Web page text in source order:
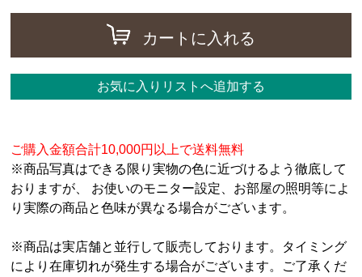
カートに入れる
お気に入りリストへ追加する
ご購入金額合計10,000円以上で送料無料
※商品写真はできる限り実物の色に近づけるよう徹底して
おりますが、 お使いのモニター設定、お部屋の照明等によ
り実際の商品と色味が異なる場合がございます。
※商品は実店舗と並行して販売しております。タイミング
により在庫切れが発生する場合がございます。ご了承くだ